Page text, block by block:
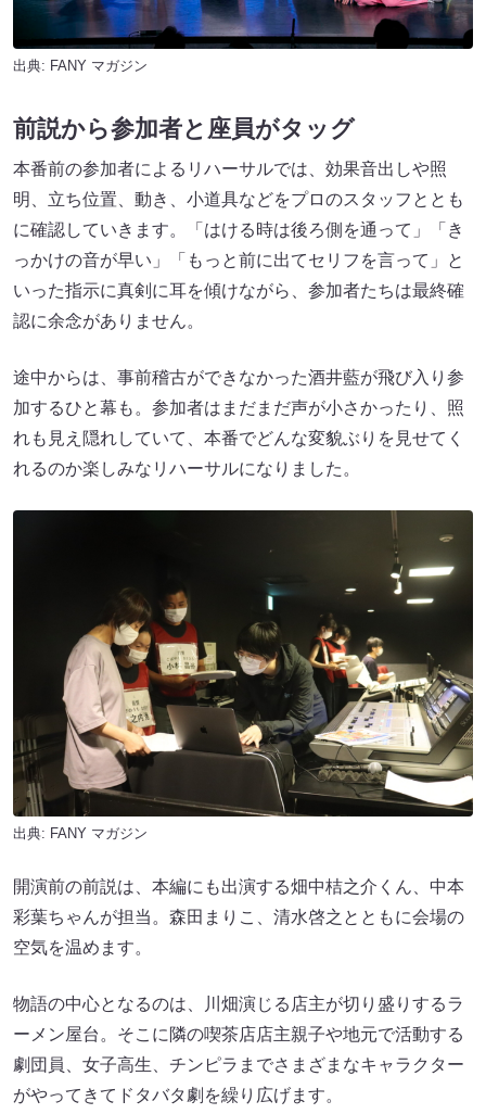
出典: FANY マガジン
前説から参加者と座員がタッグ
本番前の参加者によるリハーサルでは、効果音出しや照
明、立ち位置、動き、小道具などをプロのスタッフととも
に確認していきます。「はける時は後ろ側を通って」「き
っかけの音が早い」「もっと前に出てセリフを言って」と
いった指示に真剣に耳を傾けながら、参加者たちは最終確
認に余念がありません。
途中からは、事前稽古ができなかった酒井藍が飛び入り参
加するひと幕も。参加者はまだまだ声が小さかったり、照
れも見え隠れしていて、本番でどんな変貌ぶりを見せてく
れるのか楽しみなリハーサルになりました。
出典: FANY マガジン
開演前の前説は、本編にも出演する畑中桔之介くん、中本
彩葉ちゃんが担当。森田まりこ、清水啓之とともに会場の
空気を温めます。
物語の中心となるのは、川畑演じる店主が切り盛りするラ
ーメン屋台。そこに隣の喫茶店店主親子や地元で活動する
劇団員、女子高生、チンピラまでさまざまなキャラクター
がやってきてドタバタ劇を繰り広げます。